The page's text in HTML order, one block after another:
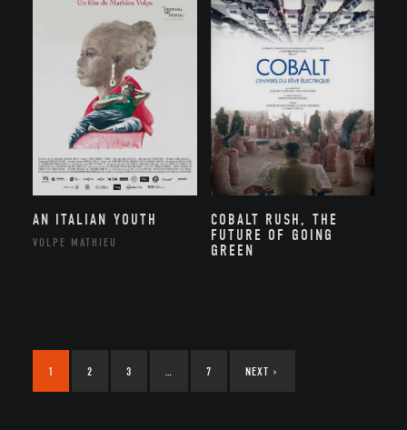
AN ITALIAN YOUTH
VOLPE MATHIEU
COBALT RUSH, THE
FUTURE OF GOING
GREEN
1 2 3 … 7 NEXT ›